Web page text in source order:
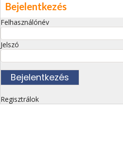
Bejelentkezés
Felhasználónév
Jelszó
Regisztrálok